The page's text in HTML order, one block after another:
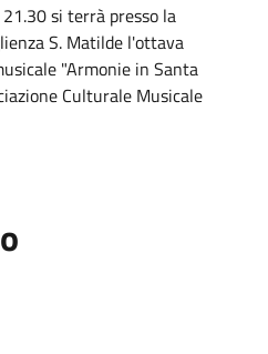
si terrà presso la
S. Matilde l'ottava
"Armonie in Santa
Culturale Musicale